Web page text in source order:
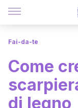
Fai-da-te
Come
di legno